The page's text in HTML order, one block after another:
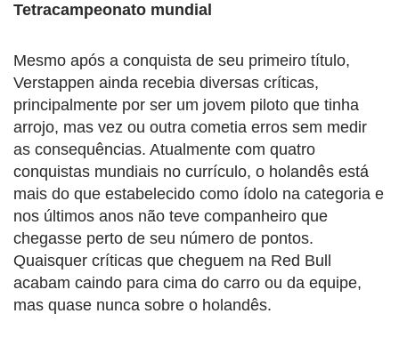
Tetracampeonato mundial
Mesmo após a conquista de seu primeiro título,
Verstappen ainda recebia diversas críticas,
principalmente por ser um jovem piloto que tinha
arrojo, mas vez ou outra cometia erros sem medir
as consequências. Atualmente com quatro
conquistas mundiais no currículo, o holandês está
mais do que estabelecido como ídolo na categoria e
nos últimos anos não teve companheiro que
chegasse perto de seu número de pontos.
Quaisquer críticas que cheguem na Red Bull
acabam caindo para cima do carro ou da equipe,
mas quase nunca sobre o holandês.